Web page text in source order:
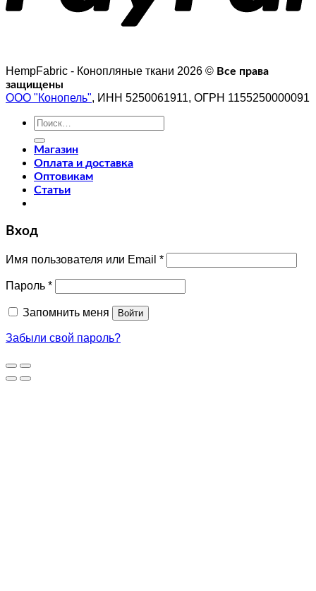
HempFabric - Конопляные ткани 2026 © Все права
защищены
ООО "Конопель", ИНН 5250061911, ОГРН 1155250000091
Искать:
Магазин
Оплата и доставка
Оптовикам
Статьи
Вход
Имя пользователя или Email *
Пароль *
Запомнить меня Войти
Забыли свой пароль?